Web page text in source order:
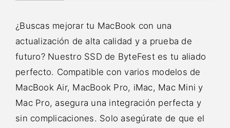
¿Buscas mejorar tu MacBook con una
actualización de alta calidad y a prueba de
futuro? Nuestro SSD de ByteFest es tu aliado
perfecto. Compatible con varios modelos de
MacBook Air, MacBook Pro, iMac, Mac Mini y
Mac Pro, asegura una integración perfecta y
sin complicaciones. Solo asegúrate de que el